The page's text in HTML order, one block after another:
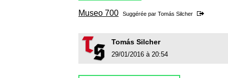
Museo 700 Suggérée par Tomás Silcher
Tomás Silcher
29/01/2016 à 20:54